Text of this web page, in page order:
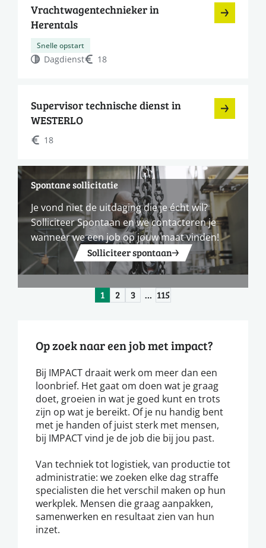
Vrachtwagentechnieker in
Herentals
Snelle opstart
Dagdienst 18
Supervisor technische dienst in
WESTERLO
18
Spontane sollicitatie
Je vond niet de uitdaging die je écht wil?
Solliciteer Spontaan en we contacteren je
wanneer we een job op jouw maat vinden!
Solliciteer spontaan
1 2 3 … 115
Op zoek naar een job met impact?
Bij IMPACT draait werk om meer dan een
loonbrief. Het gaat om doen wat je graag
doet, groeien in wat je goed kunt en trots
zijn op wat je bereikt. Of je nu handig bent
met je handen of juist sterk met mensen,
bij IMPACT vind je de job die bij jou past.
Van techniek tot logistiek, van productie tot
administratie: we zoeken elke dag straffe
specialisten die het verschil maken op hun
werkplek. Mensen die graag aanpakken,
samenwerken en resultaat zien van hun
inzet.